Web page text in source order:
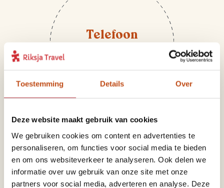
Toestemming Details Over
Deze website maakt gebruik van cookies
We gebruiken cookies om content en advertenties te
personaliseren, om functies voor social media te bieden
en om ons websiteverkeer te analyseren. Ook delen we
informatie over uw gebruik van onze site met onze
partners voor social media, adverteren en analyse. Deze
Telefoon
Mail
mexico@riksjatravel.nl